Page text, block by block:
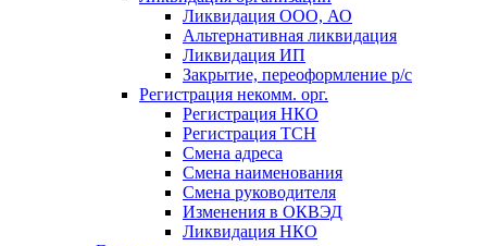
Ликвидация ООО, АО
Альтернативная ликвидация
Ликвидация ИП
Закрытие, переоформление р/с
Регистрация некомм. орг.
Регистрация НКО
Регистрация ТСН
Смена адреса
Смена наименования
Смена руководителя
Изменения в ОКВЭД
Ликвидация НКО